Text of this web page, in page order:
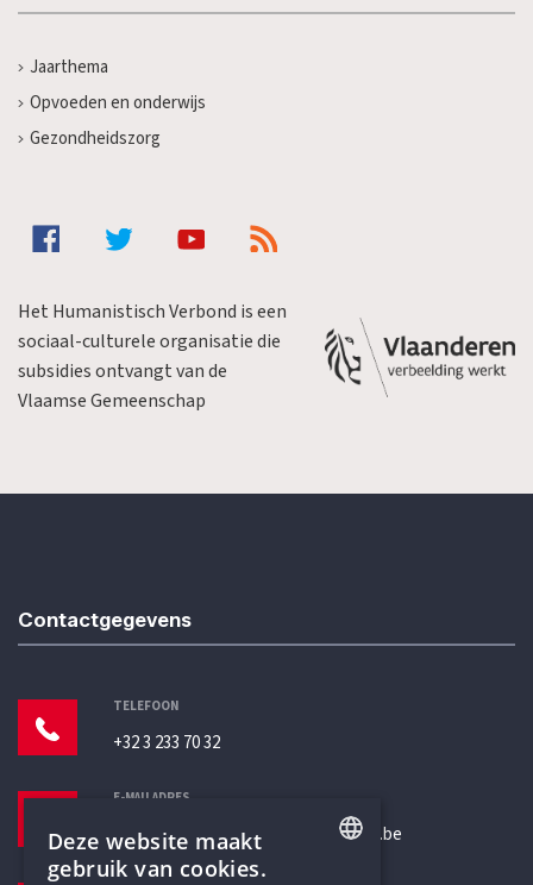
Jaarthema
Opvoeden en onderwijs
Gezondheidszorg
Het Humanistisch Verbond is een
sociaal-culturele organisatie die
subsidies ontvangt van de
Vlaamse Gemeenschap
Contactgegevens
TELEFOON
+32 3 233 70 32
E-MAILADRES
secretariaat@humanistischverbond.be
Deze website maakt
gebruik van cookies.